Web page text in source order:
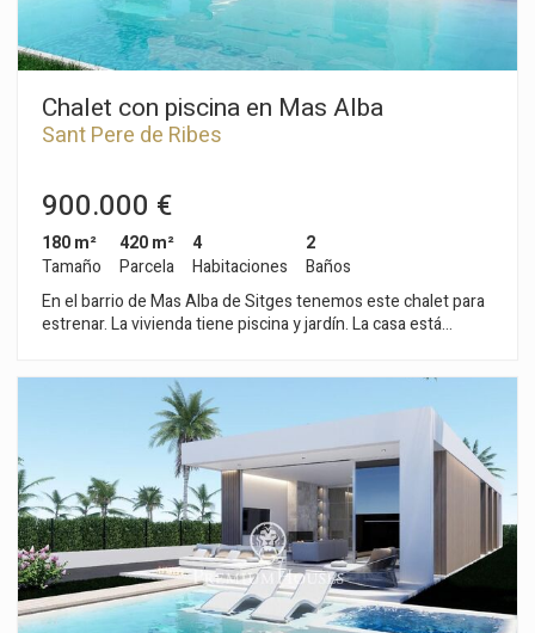
Chalet con piscina en Mas Alba
Sant Pere de Ribes
900.000 €
180 m²
Tamaño
420 m²
Parcela
4
Habitaciones
2
Baños
En el barrio de Mas Alba de Sitges tenemos este chalet para
estrenar. La vivienda tiene piscina y jardín. La casa está
dando acceso a la piscina y a la zona chill out. Seguidamente,
tenemos una cocina americana y un baño completo. La zona
de noche incluye cuatro habitaciones dobles, una en suite.
Todos los dormitorios tienen salida a una terraza. La casa
dispone de un parking en el patio de entrada de la vivienda. La
fecha de entrega de la propiedad está prevista para el año
2026. La zona de Mas Alba se caracteriza por encontrarse
muy cerca del parque natural del Garraf y por su gran
tranquilidad. Todo ello sin renunciar a una muy buena
comunicación con Sitges y la autopista C-32 de acceso a
Barcelona y el aeropuerto del Prat.